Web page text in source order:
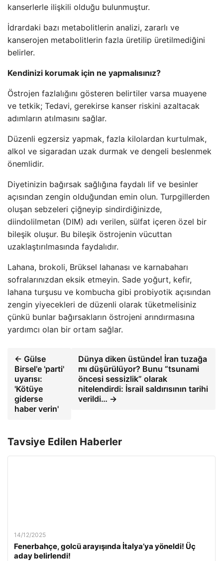
kanserlerle ilişkili olduğu bulunmuştur.
İdrardaki bazı metabolitlerin analizi, zararlı ve
kanserojen metabolitlerin fazla üretilip üretilmediğini
belirler.
Kendinizi korumak için ne yapmalısınız?
Östrojen fazlalığını gösteren belirtiler varsa muayene
ve tetkik; Tedavi, gerekirse kanser riskini azaltacak
adımların atılmasını sağlar.
Düzenli egzersiz yapmak, fazla kilolardan kurtulmak,
alkol ve sigaradan uzak durmak ve dengeli beslenmek
önemlidir.
Diyetinizin bağırsak sağlığına faydalı lif ve besinler
açısından zengin olduğundan emin olun. Turpgillerden
oluşan sebzeleri çiğneyip sindirdiğinizde,
diindolilmetan (DIM) adı verilen, sülfat içeren özel bir
bileşik oluşur. Bu bileşik östrojenin vücuttan
uzaklaştırılmasında faydalıdır.
Lahana, brokoli, Brüksel lahanası ve karnabaharı
sofralarınızdan eksik etmeyin. Sade yoğurt, kefir,
lahana turşusu ve kombucha gibi probiyotik açısından
zengin yiyecekleri de düzenli olarak tüketmelisiniz
çünkü bunlar bağırsakların östrojeni arındırmasına
yardımcı olan bir ortam sağlar.
← Gülse
Birsel'e 'parti'
uyarısı:
'Kötüye
giderse
haber verin'
Dünya diken üstünde! İran tuzağa
mı düşürülüyor? Bunu “tsunami
öncesi sessizlik” olarak
nitelendirdi: İsrail saldırısının tarihi
verildi… →
Tavsiye Edilen Haberler
14/12/2025
Fenerbahçe, golcü arayışında İtalya’ya yöneldi! Üç
aday belirlendi!